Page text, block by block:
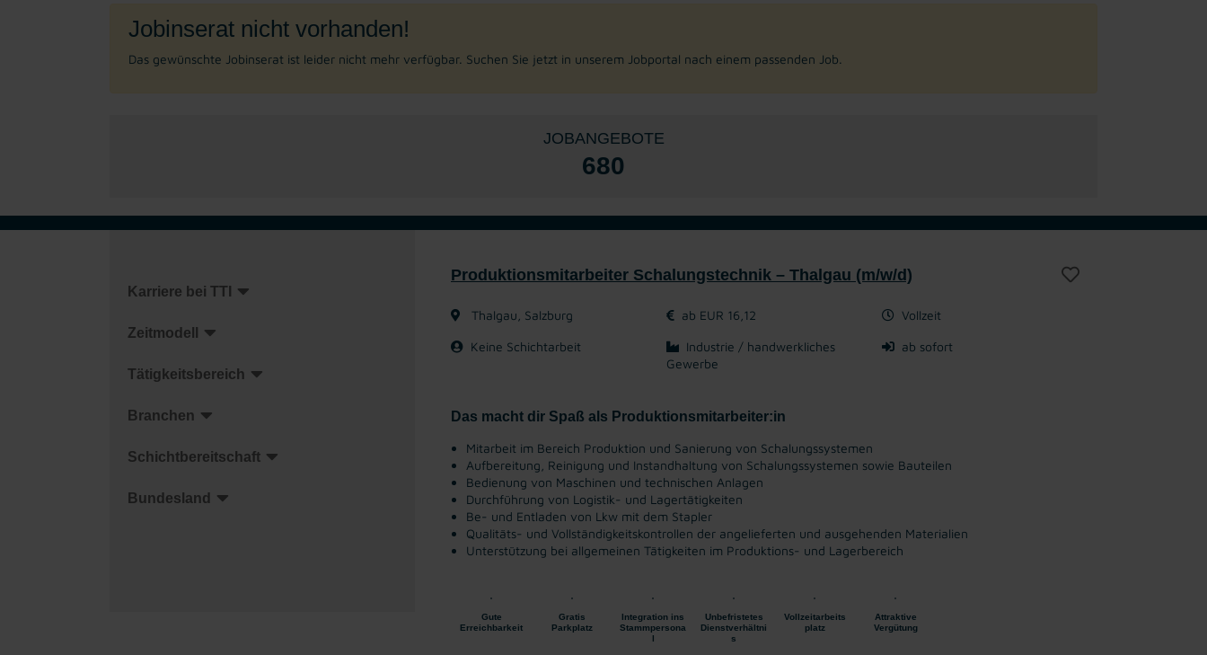
Jobinserat nicht vorhanden!
Das gewünschte Jobinserat ist leider nicht mehr verfügbar. Suchen Sie jetzt in unserem Jobportal nach einem passenden Job.
JOBANGEBOTE
680
Karriere bei TTI
Zeitmodell
Tätigkeitsbereich
Branchen
Schichtbereitschaft
Bundesland
Produktionsmitarbeiter Schalungstechnik – Thalgau (m/w/d)
Thalgau, Salzburg ab EUR 16,12 Vollzeit
Keine Schichtarbeit
Industrie / handwerkliches
Gewerbe
ab sofort
Das macht dir Spaß als Produktionsmitarbeiter:in
Mitarbeit im Bereich Produktion und Sanierung von Schalungssystemen
Aufbereitung, Reinigung und Instandhaltung von Schalungssystemen sowie Bauteilen
Bedienung von Maschinen und technischen Anlagen
Durchführung von Logistik- und Lagertätigkeiten
Be- und Entladen von Lkw mit dem Stapler
Qualitäts- und Vollständigkeitskontrollen der angelieferten und ausgehenden Materialien
Unterstützung bei allgemeinen Tätigkeiten im Produktions- und Lagerbereich
Gute
Erreichbarkeit
Gratis
Parkplatz
Integration ins
Stammpersona
l
Unbefristetes
Dienstverhältni
s
Vollzeitarbeits
platz
Attraktive
Vergütung